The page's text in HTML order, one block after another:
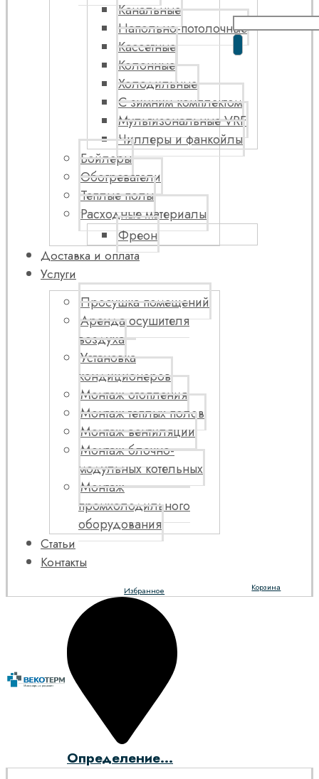
Канальные
Напольно-потолочные
Кассетные
Колонные
Холодильные
С зимним комплектом
Мультизональные VRF
Чиллеры и фанкойлы
Бойлеры
Обогреватели
Теплые полы
Расходные материалы
Фреон
Доставка и оплата
Услуги
Просушка помещений
Аренда осушителя
воздуха
Установка
кондиционеров
Монтаж отопления
Монтаж теплых полов
Монтаж вентиляции
Монтаж блочно-
модульных котельных
Монтаж
промхолодильного
оборудования
Статьи
Контакты
Корзина
Избранное
Определение...